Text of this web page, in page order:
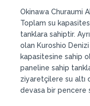
Okinawa Churaumi
Toplam su
tanklara sahiptir.
olan Kuroshio
kapasitesine sahip
paneline sahip
ziyaretçilere su altı
devasa bir pencere